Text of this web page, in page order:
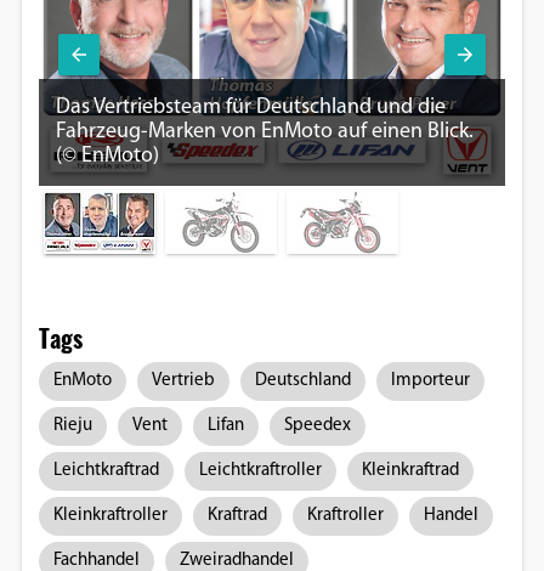
Das Vertriebsteam für Deutschland und die
Fahrzeug-Marken von EnMoto auf einen Blick.
(© EnMoto)
Tags
EnMoto Vertrieb Deutschland Importeur
Rieju Vent Lifan Speedex
Leichtkraftrad Leichtkraftroller Kleinkraftrad
Kleinkraftroller Kraftrad Kraftroller Handel
Fachhandel Zweiradhandel